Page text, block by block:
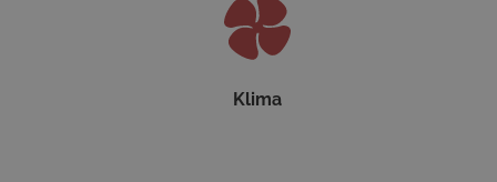
Klima